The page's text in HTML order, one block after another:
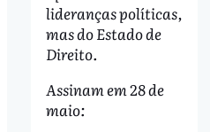
lideranças políticas,
mas do Estado de
Direito.
Assinam em 28 de
maio: